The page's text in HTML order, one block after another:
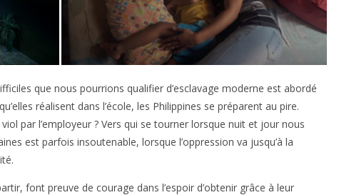
que nous pourrions qualifier d’esclavage moderne est abordé
réalisent dans l’école, les Philippines se préparent au pire.
par l’employeur ? Vers qui se tourner lorsque nuit et jour nous
est parfois insoutenable, lorsque l’oppression va jusqu’à la
font preuve de courage dans l’espoir d’obtenir grâce à leur